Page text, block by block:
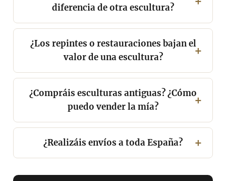
diferencia de otra escultura?
¿Los repintes o restauraciones bajan el
valor de una escultura?
¿Compráis esculturas antiguas? ¿Cómo
puedo vender la mía?
¿Realizáis envíos a toda España?